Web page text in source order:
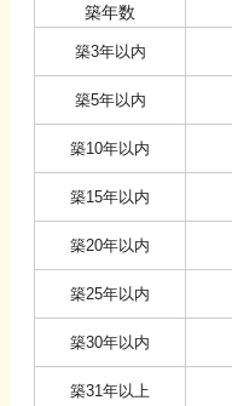
築年数
築3年以内
築5年以内
築10年以内
築15年以内
築20年以内
築25年以内
築30年以内
築31年以上